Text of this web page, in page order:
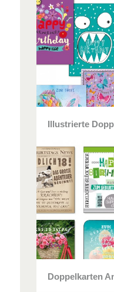
Illustrierte
Doppelkarten